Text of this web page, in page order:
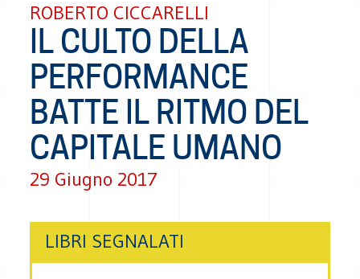
ROBERTO CICCARELLI
IL CULTO DELLA
PERFORMANCE
BATTE IL RITMO DEL
CAPITALE UMANO
29 Giugno 2017
LIBRI SEGNALATI